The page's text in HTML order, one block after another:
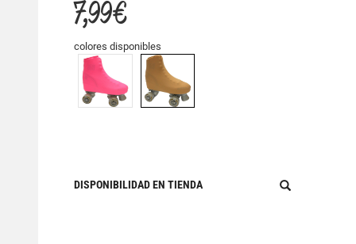
7,99 €
colores disponibles
DISPONIBILIDAD EN TIENDA